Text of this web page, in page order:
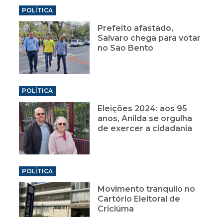
POLÍTICA
Prefeito afastado,
Salvaro chega para votar
no São Bento
POLÍTICA
Eleições 2024: aos 95
anos, Anilda se orgulha
de exercer a cidadania
POLÍTICA
Movimento tranquilo no
Cartório Eleitoral de
Criciúma